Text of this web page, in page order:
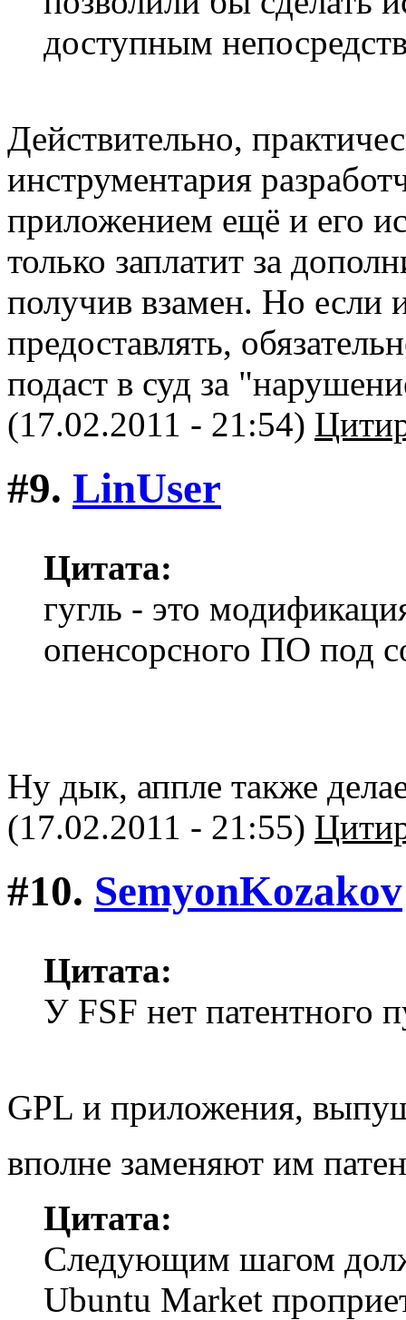
доступным
Действительно,
инструментария
приложением ещё и его
только заплатит за
получив взамен. Но если
предоставлять,
подаст в суд за
(17.02.2011 - 21:54)
#9. LinUser
Цитата:
гугль - это
опенсорсного ПО под
Ну дык, аппле также
(17.02.2011 - 21:55)
#10. SemyonKozakov
Цитата:
У FSF нет патентного
GPL и приложения,
вполне заменяют им
Цитата:
Следующим шагом
Ubuntu Market